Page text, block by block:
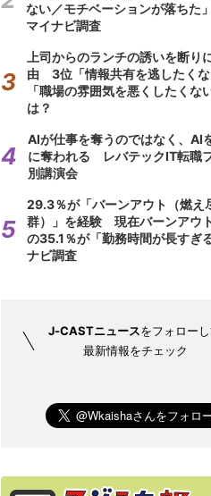
ない／モチベーションが落ち
マイナビ調査
上司からのランチの誘いを断り
由 3位「情報共有を逃したく
「職場の雰囲気を悪くしたくな
は？
AIが仕事を奪うのではなく、AI
に奪われる レバテックIT転職
別講演会
29.3％が「バーンアウト（燃え
群）」を経験 現在バーンアウ
の35.1％が「勤務時間が長すぎ
ナビ調査
J-CASTニュースをフォロー
最新情報をチェック